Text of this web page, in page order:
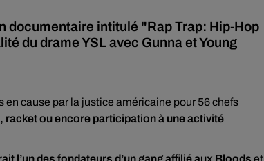
documentaire intitulé "Rap Trap: Hip-Hop
du drame YSL avec Gunna et Young
en cause par la justice américaine pour 56 chefs
racket ou encore participation à une activité
l’un des fondateurs d’un gang affilié aux Bloods et